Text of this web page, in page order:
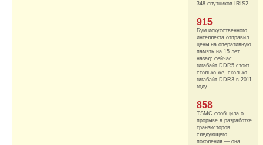
348 спутников IRIS2
915
Бум искусственного
интеллекта отправил
цены на оперативную
память на 15 лет
назад: сейчас
гигабайт DDR5 стоит
столько же, сколько
гигабайт DDR3 в 2011
году
858
TSMC сообщила о
прорыве в разработке
транзисторов
следующего
поколения — она